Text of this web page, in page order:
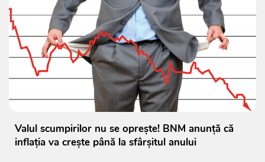
Valul scumpirilor nu se oprește! BNM anunță că
inflația va crește până la sfârșitul anului